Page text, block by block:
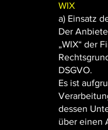
WIX
a) Einsatz
Der
„WIX“ der
DSGVO.
Es ist
dessen
über einen